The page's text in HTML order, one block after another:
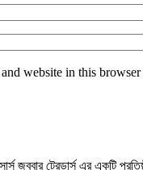
website in this
জববার ট্রেডার্স এর একটি